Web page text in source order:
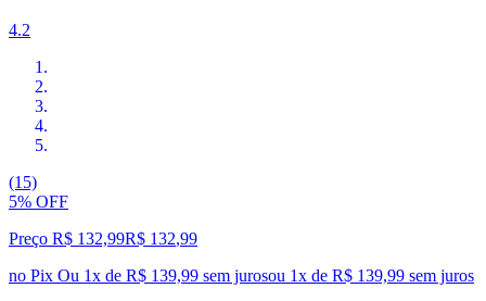
4.2
(15)
5% OFF
Preço R$ 132,99R$ 132,99
no Pix Ou 1x de R$ 139,99 sem jurosou 1x de R$ 139,99 sem juros